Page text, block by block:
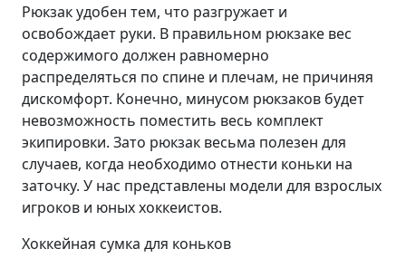
Рюкзак удобен тем, что разгружает и
освобождает руки. В правильном рюкзаке вес
содержимого должен равномерно
распределяться по спине и плечам, не причиняя
дискомфорт. Конечно, минусом рюкзаков будет
невозможность поместить весь комплект
экипировки. Зато рюкзак весьма полезен для
случаев, когда необходимо отнести коньки на
заточку. У нас представлены модели для взрослых
игроков и юных хоккеистов.
Хоккейная сумка для коньков